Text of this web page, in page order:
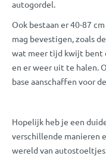
autogordel.
Ook bestaan er 40-87
mag bevestigen, zoals
wat meer tijd kwijt bent
en er weer uit te halen.
base aanschaffen voor
Hopelijk heb je een
verschillende manieren
wereld van